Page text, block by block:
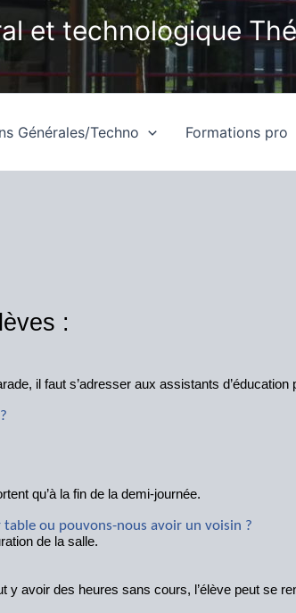
et technologique
Générales/Techno Formations pro
:
il faut s’adresser aux assistants
qu’à la fin de la demi-journée.
ou pouvons-nous avoir un voisin ?
de la salle.
y avoir des heures sans cours, l’élève peut se